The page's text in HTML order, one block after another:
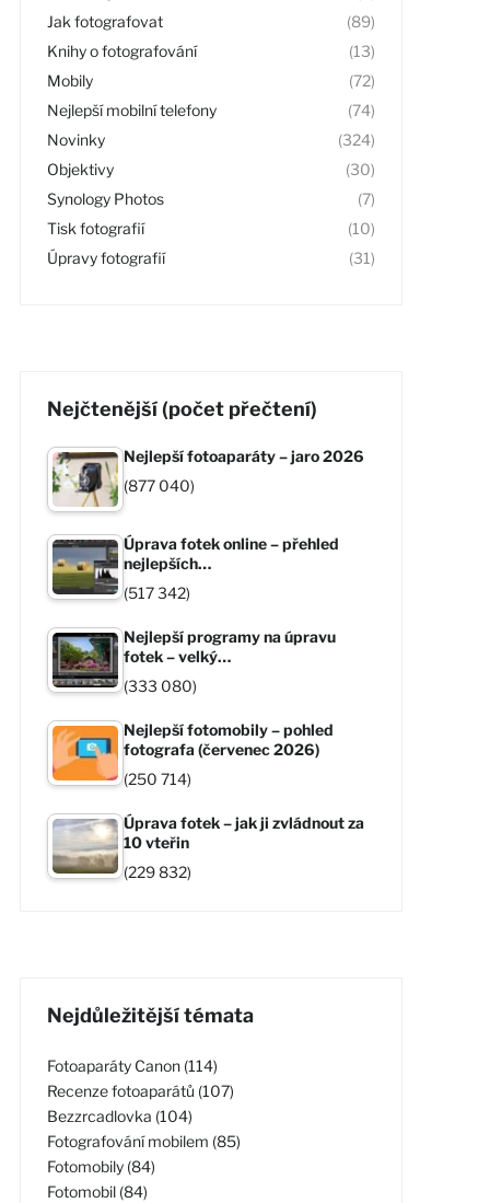
Jak fotografovat
(89)
Knihy o fotografování
(13)
Mobily
(72)
Nejlepší mobilní telefony
(74)
Novinky
(324)
Objektivy
(30)
Synology Photos
(7)
Tisk fotografií
(10)
Úpravy fotografií
(31)
Nejčtenější (počet přečtení)
Nejlepší fotoaparáty – jaro 2026
(877 040)
Úprava fotek online – přehled
nejlepších…
(517 342)
Nejlepší programy na úpravu
fotek – velký…
(333 080)
Nejlepší fotomobily – pohled
fotografa (červenec 2026)
(250 714)
Úprava fotek – jak ji zvládnout za
10 vteřin
(229 832)
Nejdůležitější témata
Fotoaparáty Canon (114)
Recenze fotoaparátů (107)
Bezzrcadlovka (104)
Fotografování mobilem (85)
Fotomobily (84)
Fotomobil (84)